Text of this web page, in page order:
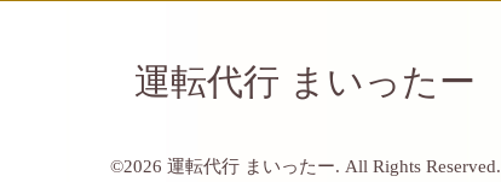
運転代行 まいったー
©2026 運転代行 まいったー. All Rights Reserved.